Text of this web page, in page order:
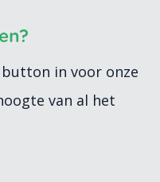
in voor onze
van al het